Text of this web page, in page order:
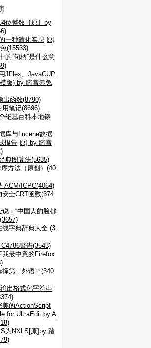
位整数［原］by
一种简化实现[原]
(15533)
的“句柄”是什么意
JFlex、JavaCUP
版) by 踏雪赤兔
出函数(8790)
笔记(8696)
维基百科本地镜
库与Lucene数据
报告[原] by 踏雪
典图算法(5635)
方法（原创）(40
ACM/ICPC(4064)
安全CRT函数(374
：“中国人的脸都
线字典辞典大全 (3
警告(3543)
我最中意的Firefox
择第二外语？(340
出格式化字符串
美的ActionScript
for UltraEdit by A
为NXLS[原]by 踏